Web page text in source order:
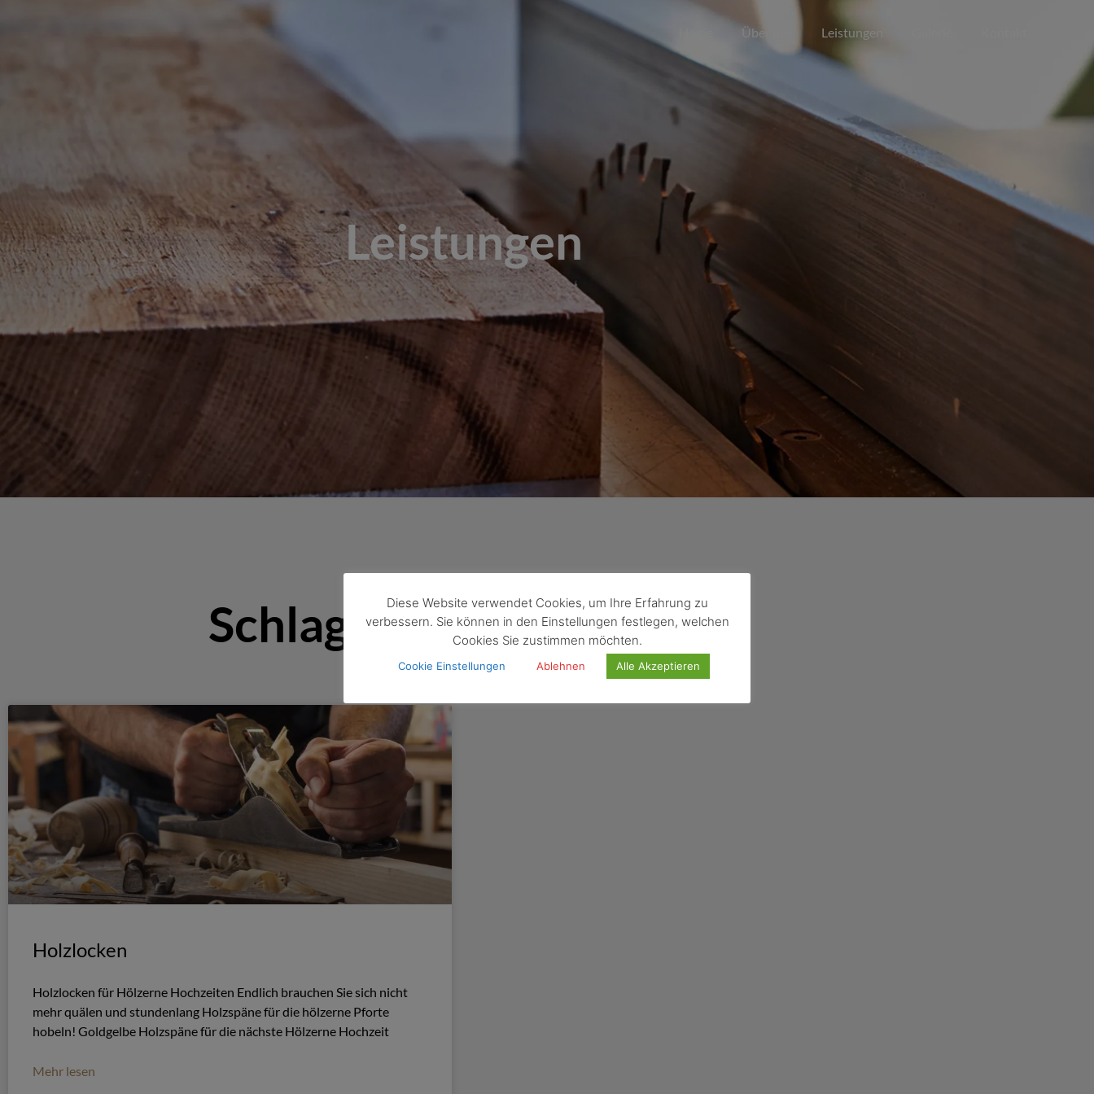
Über uns Leistungen
Leistungen
Schlagwort: Holzlocken
Holzlocken
Holzlocken für Hölzerne Hochzeiten Endlich brauchen Sie sich nicht
mehr quälen und stundenlang Holzspäne für die hölzerne Pforte
hobeln! Goldgelbe Holzspäne für die nächste Hölzerne Hochzeit
Mehr lesen
Diese Website verwendet Cookies, um Ihre Erfahrung zu
verbessern. Sie können in den Einstellungen festlegen, welchen
Cookies Sie zustimmen möchten.
Cookie Einstellungen Ablehnen Alle Akzeptieren